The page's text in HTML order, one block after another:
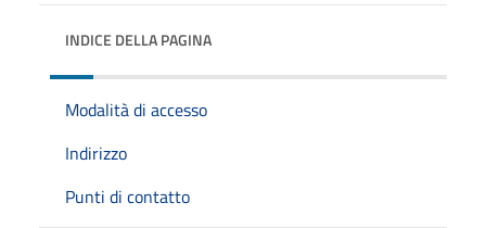
INDICE DELLA PAGINA
Modalità di accesso
Indirizzo
Punti di contatto